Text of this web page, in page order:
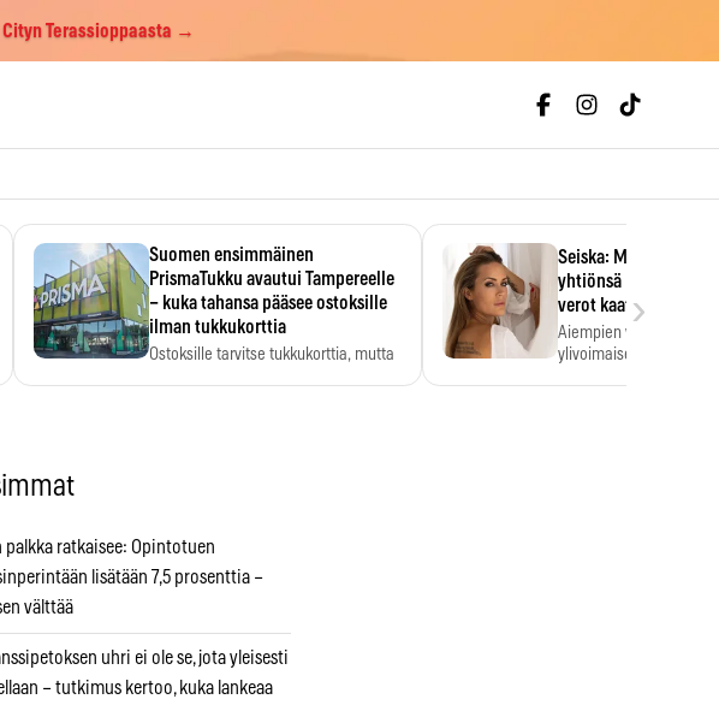
Terassioppaasta →
Suomen ensimmäinen
PrismaTukku avautui Tampereelle
– kuka tahansa pääsee ostoksille
ilman tukkukorttia
Ostoksille tarvitse tukkukorttia, mutta
Seiska: Martina
yhtiönsä konkurssiin
verot kaatoivat
Aiempien vuosien
ylivoimaiseksi esteeksi.
›
palkka ratkaisee: Opintotuen
lisätään 7,5 prosenttia –
välttää
uhri ei ole se, jota yleisesti
– tutkimus kertoo, kuka lankeaa